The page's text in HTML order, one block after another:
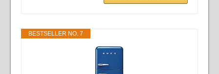
BESTSELLER NO. 7